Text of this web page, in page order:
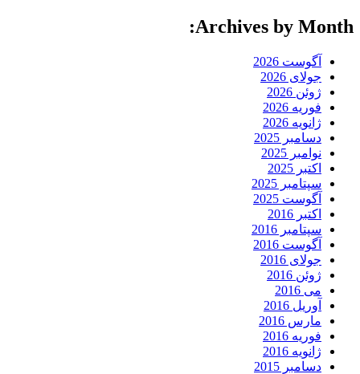
Archives by Month:
آگوست 2026
جولای 2026
ژوئن 2026
فوریه 2026
ژانویه 2026
دسامبر 2025
نوامبر 2025
اکتبر 2025
سپتامبر 2025
آگوست 2025
اکتبر 2016
سپتامبر 2016
آگوست 2016
جولای 2016
ژوئن 2016
می 2016
آوریل 2016
مارس 2016
فوریه 2016
ژانویه 2016
دسامبر 2015